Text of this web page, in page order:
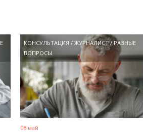
КОНСУЛЬТАЦИЯ /ЖУРНАЛИСТ/ РАЗНЫЕ
ВОПРОСЫ
08 май